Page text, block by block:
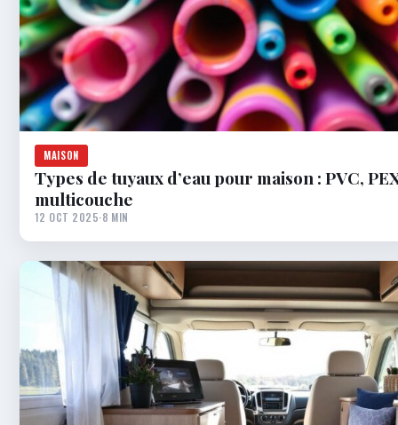
MAISON
Types de tuyaux d’eau pour maison : PVC,
multicouche
12 OCT 2025·8 MIN